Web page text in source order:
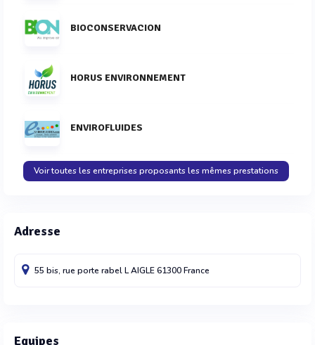
BIOCONSERVACION
HORUS ENVIRONNEMENT
ENVIROFLUIDES
Voir toutes les entreprises proposants les mêmes prestations
Adresse
55 bis, rue porte rabelL AIGLE61300France
Equipes